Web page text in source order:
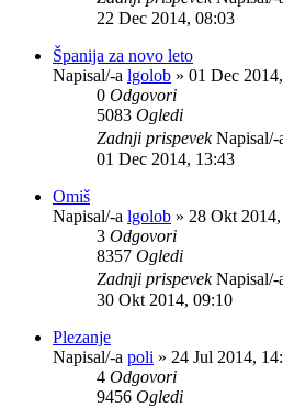
22 Dec 2014, 08:03
Španija za novo leto
Napisal/-a lgolob » 01 Dec
0 Odgovori
5083 Ogledi
Zadnji prispevekNapisal/-
01 Dec 2014, 13:43
Omiš
Napisal/-a lgolob » 28 Okt
3 Odgovori
8357 Ogledi
Zadnji prispevekNapisal/-
30 Okt 2014, 09:10
Plezanje
Napisal/-a poli » 24 Jul 2014,
4 Odgovori
9456 Ogledi